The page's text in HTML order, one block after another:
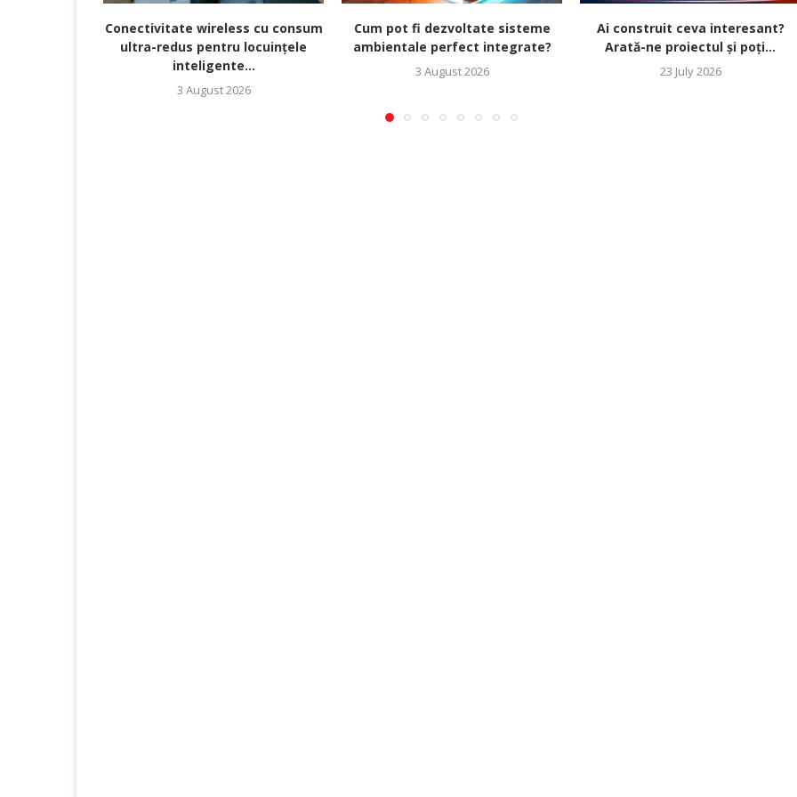
Conectivitate wireless cu consum
ultra-redus pentru locuințele
inteligente...
3 August 2026
Cum pot fi dezvoltate sisteme
ambientale perfect integrate?
3 August 2026
Ai construit ceva interesant?
Arată-ne proiectul și poți...
23 July 2026